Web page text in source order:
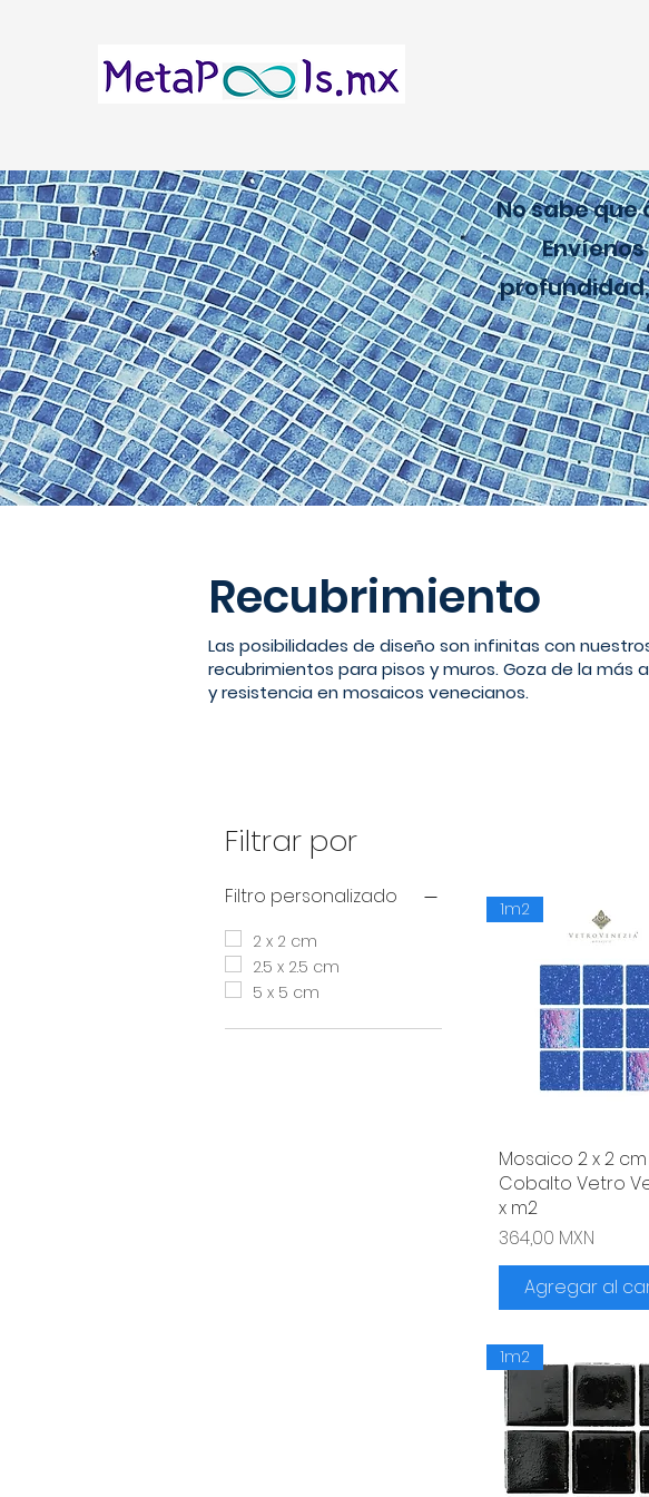
No sabe
profundidad,
Las posibilidades de diseño son infinitas con
recubrimientos para pisos y muros. Goza de la más
y resistencia en mosaicos venecianos.
Recubrimiento
Filtrar por
Filtro personalizado
2 x 2 cm
2.5 x 2.5 cm
5 x 5 cm
Vista rápida
1m2
Mosaico 2 x 2
Cobalto Vetro
x m2
Precio
364,00 MXN
Agregar al
1m2